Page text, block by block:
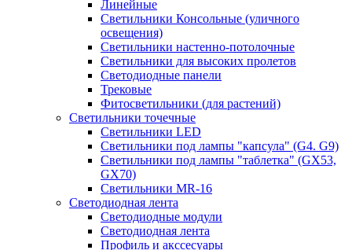
Линейные
Светильники Консольные (уличного
освещения)
Светильники настенно-потолочные
Светильники для высоких пролетов
Светодиодные панели
Трековые
Фитосветильники (для растений)
Светильники точечные
Светильники LED
Светильники под лампы "капсула" (G4. G9)
Светильники под лампы "таблетка" (GX53,
GX70)
Светильники MR-16
Светодиодная лента
Светодиодные модули
Светодиодная лента
Профиль и акссесуары